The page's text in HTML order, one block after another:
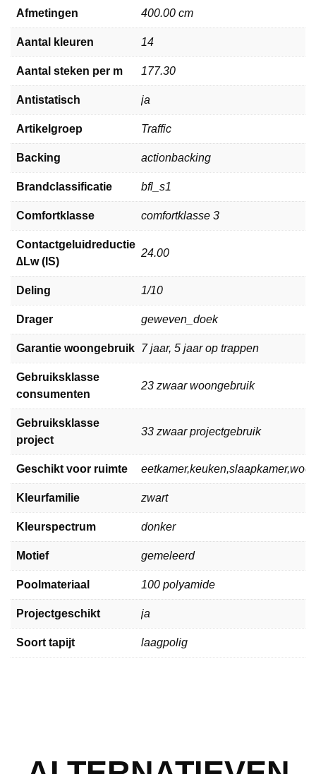
Afmetingen 400.00 cm
Aantal kleuren 14
Aantal steken per m 177.30
Antistatisch ja
Artikelgroep Traffic
Backing actionbacking
Brandclassificatie bfl_s1
Comfortklasse comfortklasse 3
Contactgeluidreductie
∆Lw (IS)
24.00
Deling 1/10
Drager geweven_doek
Garantie woongebruik 7 jaar, 5 jaar op trappen
Gebruiksklasse
consumenten
23 zwaar woongebruik
Gebruiksklasse
project
33 zwaar projectgebruik
Geschikt voor ruimte
Kleurfamilie zwart
Kleurspectrum donker
Motief gemeleerd
Poolmateriaal 100 polyamide
Projectgeschikt ja
Soort tapijt laagpolig